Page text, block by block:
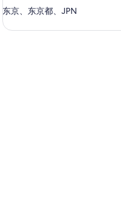
东京、东京都、JPN